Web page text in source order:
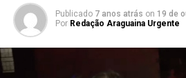
Publicado 7 anos atrás on 19 de
Por Redação Araguaina Urgente